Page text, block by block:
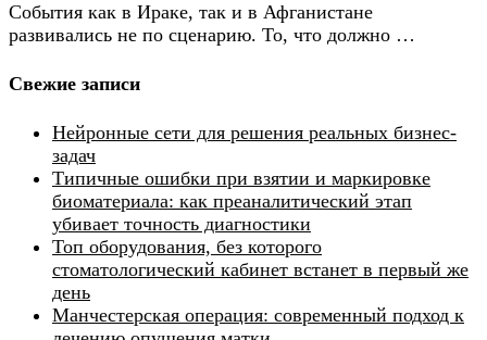
События как в Ираке, так и в Афганистане
развивались не по сценарию. То, что должно …
Свежие записи
Нейронные сети для решения реальных бизнес-
задач
Типичные ошибки при взятии и маркировке
биоматериала: как преаналитический этап
убивает точность диагностики
Топ оборудования, без которого
стоматологический кабинет встанет в первый же
день
Манчестерская операция: современный подход к